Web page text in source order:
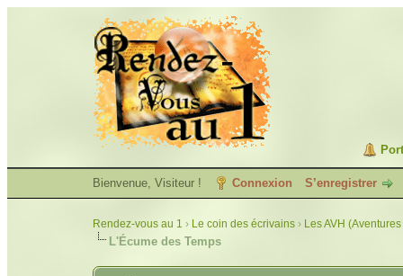
Bienvenue, Visiteur ! Connexion S’enregistrer
Rendez-vous au 1 › Le coin des écrivains › Les AVH
L'Écume des Temps